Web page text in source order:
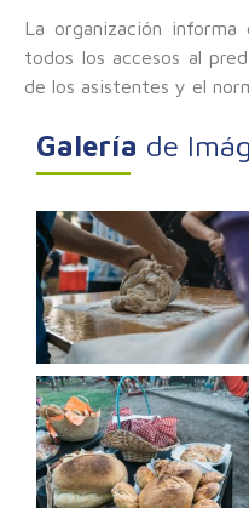
La organización
todos los accesos al
de los asistentes y el
Galería de